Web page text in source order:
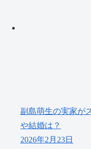
副島萌生の実家が
や結婚は？
2026年2月23日